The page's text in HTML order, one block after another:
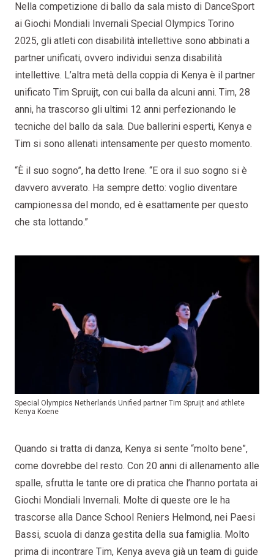
Nella competizione di ballo da sala misto di DanceSport
ai Giochi Mondiali Invernali Special Olympics Torino
2025, gli atleti con disabilità intellettive sono abbinati a
partner unificati, ovvero individui senza disabilità
intellettive. L’altra metà della coppia di Kenya è il partner
unificato Tim Spruijt, con cui balla da alcuni anni. Tim, 28
anni, ha trascorso gli ultimi 12 anni perfezionando le
tecniche del ballo da sala. Due ballerini esperti, Kenya e
Tim si sono allenati intensamente per questo momento.
“È il suo sogno”, ha detto Irene. “E ora il suo sogno si è
davvero avverato. Ha sempre detto: voglio diventare
campionessa del mondo, ed è esattamente per questo
che sta lottando.”
Special Olympics Netherlands Unified partner Tim Spruijt and athlete
Kenya Koene
Quando si tratta di danza, Kenya si sente “molto bene”,
come dovrebbe del resto. Con 20 anni di allenamento alle
spalle, sfrutta le tante ore di pratica che l’hanno portata ai
Giochi Mondiali Invernali. Molte di queste ore le ha
trascorse alla Dance School Reniers Helmond, nei Paesi
Bassi, scuola di danza gestita della sua famiglia. Molto
prima di incontrare Tim, Kenya aveva già un team di guide